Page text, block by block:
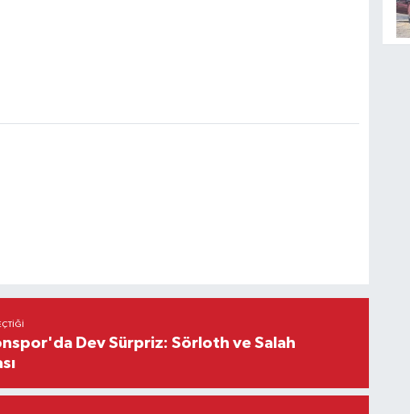
Dev Sürpriz: Sörloth ve Salah